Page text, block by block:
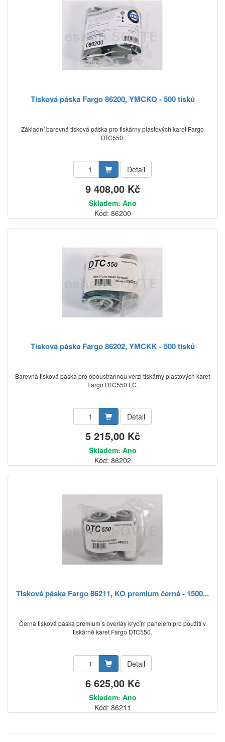
Tisková páska Fargo 86200, YMCKO - 500 tisků
Základní barevná tisková páska pro tiskárny plastových karet Fargo
DTC550.
Detail
9 408,00 Kč
Skladem: Ano
Kód: 86200
Tisková páska Fargo 86202, YMCKK - 500 tisků
Barevná tisková páska pro oboustrannou verzi tiskárny plastových karet
Fargo DTC550 LC.
Detail
5 215,00 Kč
Skladem: Ano
Kód: 86202
Tisková páska Fargo 86211, KO premium černá - 1500...
Černá tisková páska premium s overlay krycím panelem pro použití v
tiskárně karet Fargo DTC550.
Detail
6 625,00 Kč
Skladem: Ano
Kód: 86211